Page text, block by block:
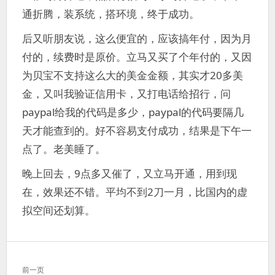
通折腾，装系统，搭环境，终于成功。
后又听朋友说，这么便宜的，应该搞年付，因为月
付的，续费时是原价。立马又买了个年付的，又因
为贝宝不支持这么大的美金金额，其实才20多美
金，又叫我验证信用卡，又打电话给招行，问
paypal给我的代码是多少，paypal的代码要隔几
天才能查到的。好不容易支付成功，结果是下午一
点了。老美睡了。
晚上回去，9点多又催了，又立马开通，用到现
在，效果还不错。平均不到2刀一月，比国内的虚
拟空间还划算。
文
前一页